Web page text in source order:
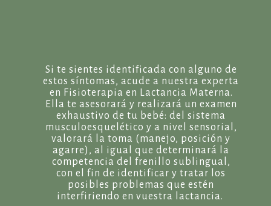
Si te sientes identificada con alguno de
estos síntomas, acude a nuestra experta
en Fisioterapia en Lactancia Materna.
Ella te asesorará y realizará un examen
exhaustivo de tu bebé: del sistema
musculoesquelético y a nivel sensorial,
valorará la toma (manejo, posición y
agarre), al igual que determinará la
competencia del frenillo sublingual,
con el fin de identificar y tratar los
posibles problemas que estén
interfiriendo en vuestra lactancia.